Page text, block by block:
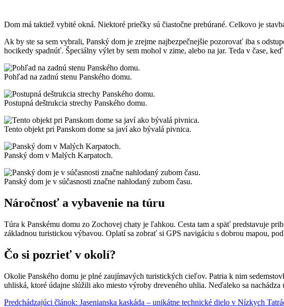
Dom má taktiež vybité okná. Niektoré priečky sú čiastočne prebúrané. Celkovo je
Ak by ste sa sem vybrali, Panský dom je zrejme najbezpečnejšie pozorovať iba s
hocikedy spadnúť. Špeciálny výlet by sem mohol v zime, alebo na jar. Teda v čase,
Pohľad na zadnú stenu Panského domu.
Postupná deštrukcia strechy Panského domu.
Tento objekt pri Panskom dome sa javí ako bývalá pivnica.
Panský dom v Malých Karpatoch.
Panský dom je v súčasnosti značne nahlodaný zubom času.
Náročnosť a vybavenie na túru
Túra k Panskému domu zo Zochovej chaty je ľahkou. Cesta tam a späť predstavuje
základnou turistickou výbavou. Oplatí sa zobrať si GPS navigáciu s dobrou mapou,
Čo si pozrieť v okolí?
Okolie Panského domu je plné zaujímavých turistických cieľov. Patria k nim
uhliská, ktoré údajne slúžili ako miesto výroby dreveného uhlia. Neďaleko sa
Predchádzajúci článok: Jasenianska kaskáda – unikátne technické dielo v Nízkych